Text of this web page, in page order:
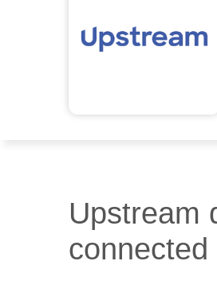
Upstream
connected